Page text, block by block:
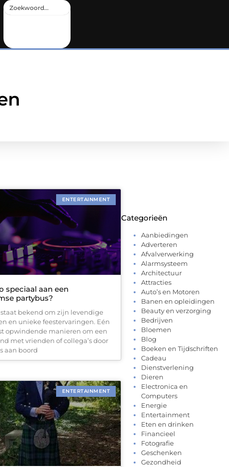
ENTERTAINMENT
speciaal aan een
partybus?
bekend om zijn levendige
en unieke feestervaringen. Eén
opwindende manieren om een
met vrienden of collega’s door
aan boord
ENTERTAINMENT
Categorieën
Aanbiedingen
Adverteren
Afvalverwerking
Alarmsysteem
Architectuur
Attracties
Auto’s en Motoren
Banen en opleidingen
Beauty en verzorging
Bedrijven
Bloemen
Blog
Boeken en Tijdschriften
Cadeau
Dienstverlening
Dieren
Electronica en
Computers
Energie
Entertainment
Eten en drinken
Financieel
Fotografie
Geschenken
Gezondheid